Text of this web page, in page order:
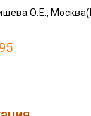
О.Е.,